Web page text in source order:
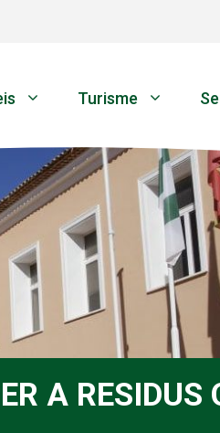
Turisme
A RESIDUS